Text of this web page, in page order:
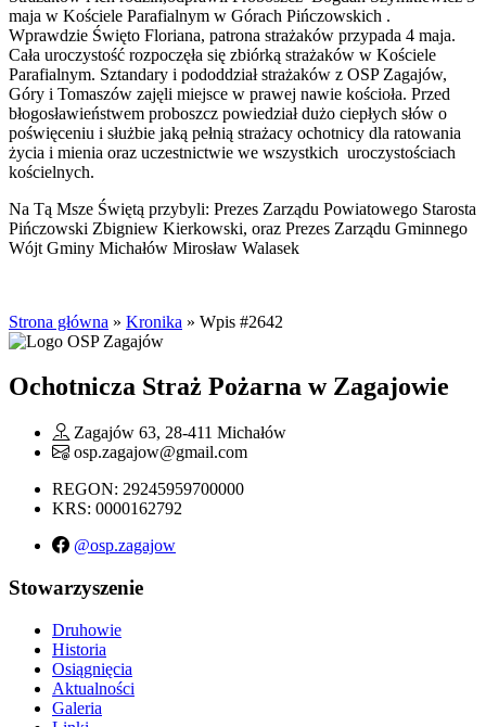
maja w Kościele Parafialnym w Górach Pińczowskich .
Wprawdzie Święto Floriana, patrona strażaków przypada 4 maja.
Cała uroczystość rozpoczęła się zbiórką strażaków w Kościele
Parafialnym. Sztandary i pododdział strażaków z OSP Zagajów,
Góry i Tomaszów zajęli miejsce w prawej nawie kościoła. Przed
błogosławieństwem proboszcz powiedział dużo ciepłych słów o
poświęceniu i służbie jaką pełnią strażacy ochotnicy dla ratowania
życia i mienia oraz uczestnictwie we wszystkich uroczystościach
kościelnych.
Na Tą Msze Świętą przybyli: Prezes Zarządu Powiatowego Starosta
Pińczowski Zbigniew Kierkowski, oraz Prezes Zarządu Gminnego
Wójt Gminy Michałów Mirosław Walasek
Strona główna » Kronika » Wpis #2642
Ochotnicza Straż Pożarna w Zagajowie
Zagajów 63, 28-411 Michałów
osp.zagajow@gmail.com
REGON: 29245959700000
KRS: 0000162792
@osp.zagajow
Stowarzyszenie
Druhowie
Historia
Osiągnięcia
Aktualności
Galeria